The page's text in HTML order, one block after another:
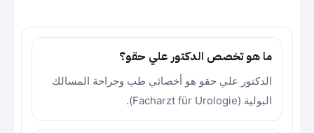
ما هو تخصص الدكتور علي حقو؟
الدكتور علي حقو هو أخصائي طب وجراحة المسالك
البولية (Facharzt für Urologie).